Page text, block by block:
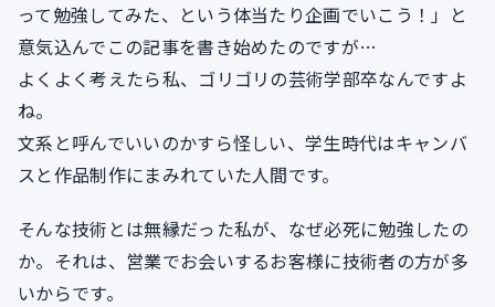
って勉強してみた、という体当たり企画でいこう！」と
意気込んでこの記事を書き始めたのですが…
よくよく考えたら私、ゴリゴリの芸術学部卒なんですよ
ね。
文系と呼んでいいのかすら怪しい、学生時代はキャンバ
スと作品制作にまみれていた人間です。
そんな技術とは無縁だった私が、なぜ必死に勉強したの
か。それは、営業でお会いするお客様に技術者の方が多
いからです。